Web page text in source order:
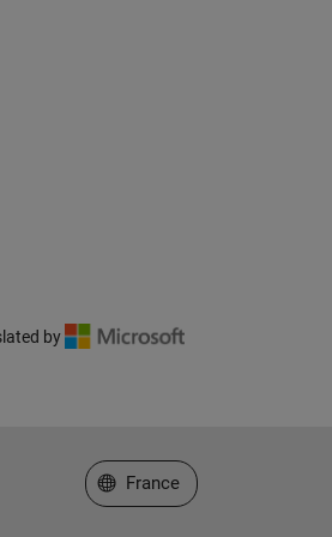
by
Sélectionner un site web
France